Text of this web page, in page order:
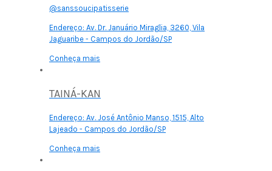
@sanssoucipatisserie
Endereço: Av. Dr. Januário Miraglia, 3260, Vila
Jaguaribe - Campos do Jordão/SP
Conheça mais
TAINÁ-KAN
Endereço: Av. José Antônio Manso, 1515, Alto
Lajeado - Campos do Jordão/SP
Conheça mais